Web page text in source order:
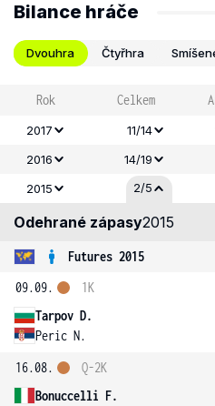
Bilance hráče
Dvouhra Čtyřhra
Rok Celkem
2017 11/14
2016
14/19
2015
2/5
Odehrané zápasy2015
Futures 2015
09.09.
Tarpov D.
Peric N.
1K
16.08.
Bonuccelli F.
Q-2K